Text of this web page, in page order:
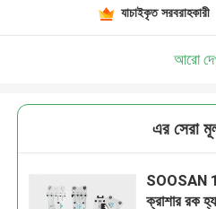
যাচাইকৃত সরবরাহকারী
আরো
এর সেরা
SOOSAN
ক্রাশার রক